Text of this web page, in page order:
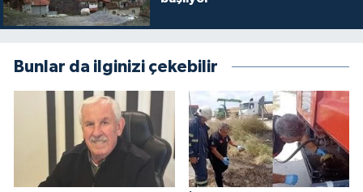
Bunlar da ilginizi çekebilir